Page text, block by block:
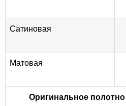
Сатиновая
Матовая
Оригинальное полотно